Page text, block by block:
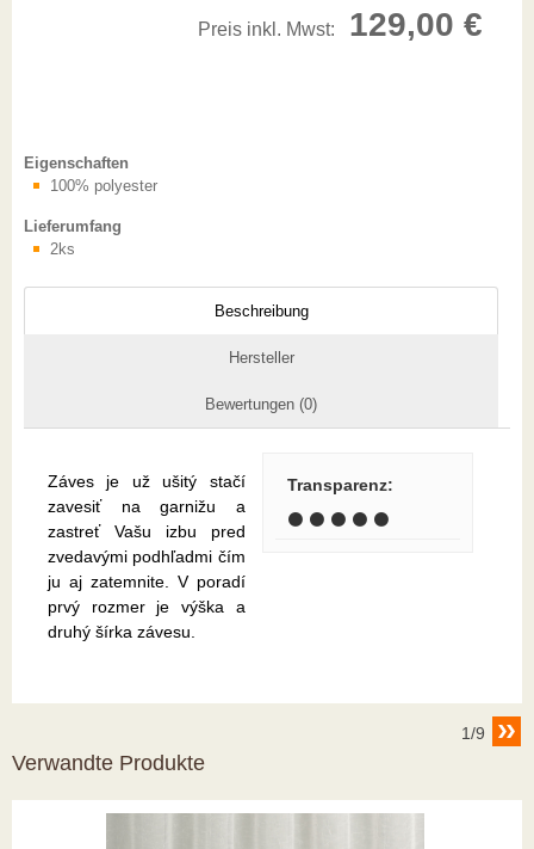
Preis inkl. Mwst: 129,00 €
Eigenschaften
100% polyester
Lieferumfang
2ks
Beschreibung
Hersteller
Bewertungen (0)
Záves je už ušitý stačí
zavesiť na garnižu a
zastreť Vašu izbu pred
zvedavými podhľadmi čím
ju aj zatemnite. V poradí
prvý rozmer je výška a
druhý šírka závesu.
Transparenz:
⚫ ⚫ ⚫ ⚫ ⚫
1/9
Verwandte Produkte